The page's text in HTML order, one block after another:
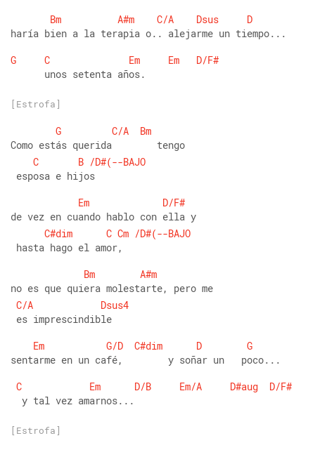
Bm
A#m C/A Dsus
D
haría bien a la terapia o.. alejarme un tiempo...
G
C Em Em
D/F#
      unos setenta años.
[Estrofa]
G C/A
Bm
Como estás querida        tengo
C
B /D#(--BAJO
esposa e hijos
Em
D/F#
de vez en cuando hablo con ella y
C#dim
C Cm /D#(--BAJO
hasta hago el amor,
Bm
A#m
no es que quiera molestarte, pero me
C/A
Dsus4
es imprescindible
Em
G/D C#dim D
G
sentarme en un café,        y soñar un   poco...
C
Em D/B Em/A D#aug
D/F#
  y tal vez amarnos...
[Estrofa]